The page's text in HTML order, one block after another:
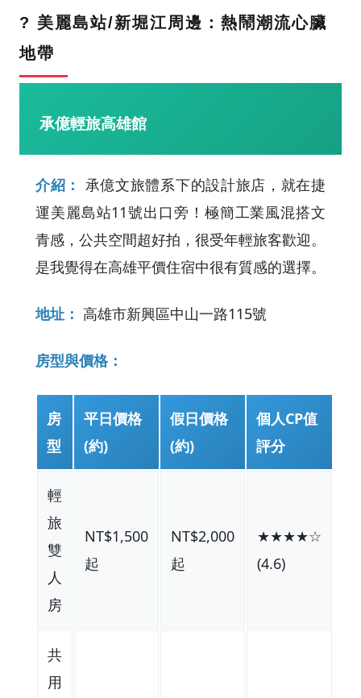
? 美麗島站/新堀江周邊：熱鬧潮流心臟
地帶
承億輕旅高雄館
介紹： 承億文旅體系下的設計旅店，就在捷
運美麗島站11號出口旁！極簡工業風混搭文
青感，公共空間超好拍，很受年輕旅客歡迎。
是我覺得在高雄平價住宿中很有質感的選擇。
地址： 高雄市新興區中山一路115號
房型與價格：
房
型
平日價格
(約)
假日價格
(約)
個人CP值
評分
輕
旅
雙
人
房
NT$1,500
起
NT$2,000
起
★★★★☆
(4.6)
共
用